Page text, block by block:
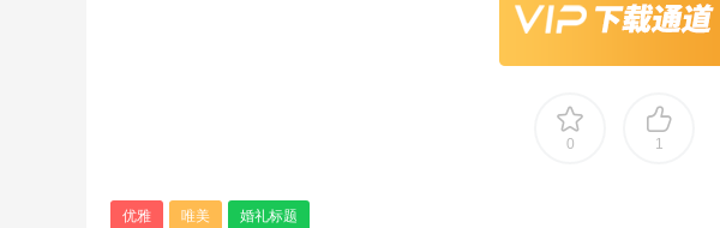
0 1
优雅 唯美 婚礼标题